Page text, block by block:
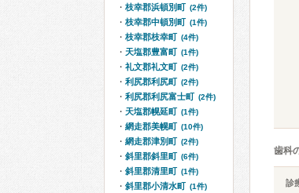
歯科
診
枝幸郡浜頓別町 (2件)
枝幸郡中頓別町 (1件)
枝幸郡枝幸町 (4件)
天塩郡豊富町 (1件)
礼文郡礼文町 (2件)
利尻郡利尻町 (2件)
利尻郡利尻富士町 (2件)
天塩郡幌延町 (1件)
網走郡美幌町 (10件)
網走郡津別町 (2件)
斜里郡斜里町 (6件)
斜里郡清里町 (1件)
斜里郡小清水町 (1件)